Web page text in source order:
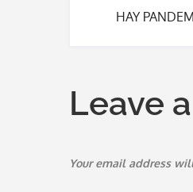
HAY
Leave
Your email address